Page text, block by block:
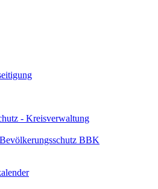
- Kreisverwaltung
BBK